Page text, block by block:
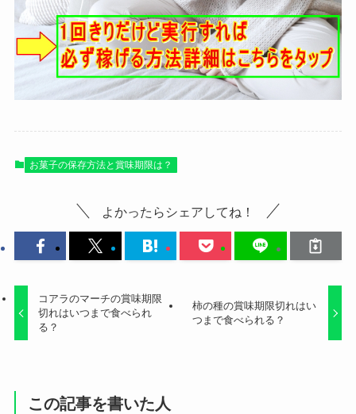
お菓子の保存方法と賞味期限は？
よかったらシェアしてね！
コアラのマーチの賞味期限
切れはいつまで食べられ
る？
柿の種の賞味期限切れはい
つまで食べられる？
この記事を書いた人